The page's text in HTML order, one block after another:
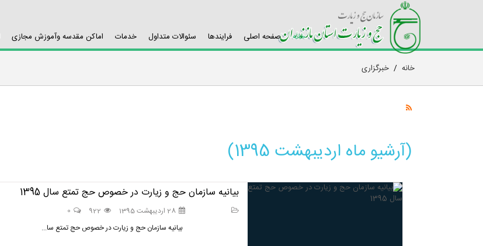
خانه
صفحه اصلی فرایندها سئوالات متداول خدمات اماکن مقدسه وآموزش مجازی
خانه / خبرگزاری
(آرشیو ماه اردیبهشت 1395)
بیانیه سازمان حج و زیارت در خصوص حج تمتع سال 1395
28 اردیبهشت 1395 922
0
بیانیه سازمان حج و زیارت در خصوص حج تمتع سا...